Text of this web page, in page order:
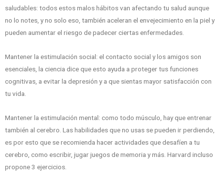
saludables: todos estos malos hábitos van afectando tu salud aunque
no lo notes, y no solo eso, también aceleran el envejecimiento en la piel y
pueden aumentar el riesgo de padecer ciertas enfermedades.
Mantener la estimulación social: el contacto social y los amigos son
esenciales, la ciencia dice que esto ayuda a proteger tus funciones
cognitivas, a evitar la depresión y a que sientas mayor satisfacción con
tu vida.
Mantener la estimulación mental: como todo músculo, hay que entrenar
también al cerebro. Las habilidades que no usas se pueden ir perdiendo,
es por esto que se recomienda hacer actividades que desafíen a tu
cerebro, como escribir, jugar juegos de memoria y más. Harvard incluso
propone 3 ejercicios.